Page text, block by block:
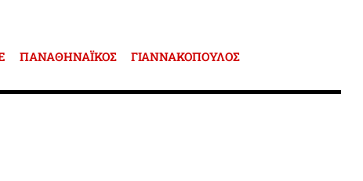
ΠΑΝΑΘΗΝΑΪΚΟΣ ΓΙΑΝΝΑΚΟΠΟΥΛΟΣ